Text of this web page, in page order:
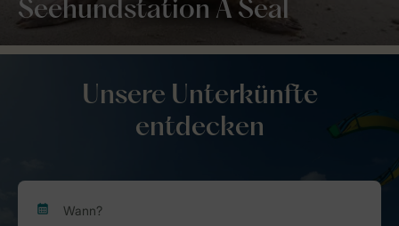
Seehundstation A Seal
Unsere Unterkünfte
entdecken